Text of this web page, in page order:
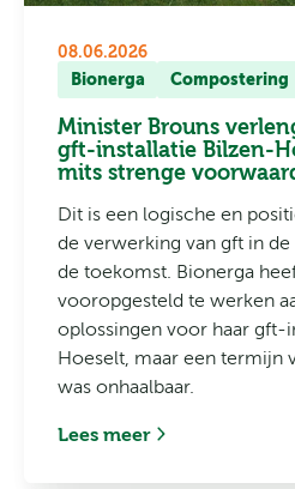
08.06.2026
Bionerga Compostering
Minister Brouns
gft-installatie Bilzen-
mits strenge
Dit is een logische en
de verwerking van gft in
de toekomst. Bionerga
vooropgesteld te werken
oplossingen voor haar gft-
Hoeselt, maar een termijn
was onhaalbaar.
Lees meer